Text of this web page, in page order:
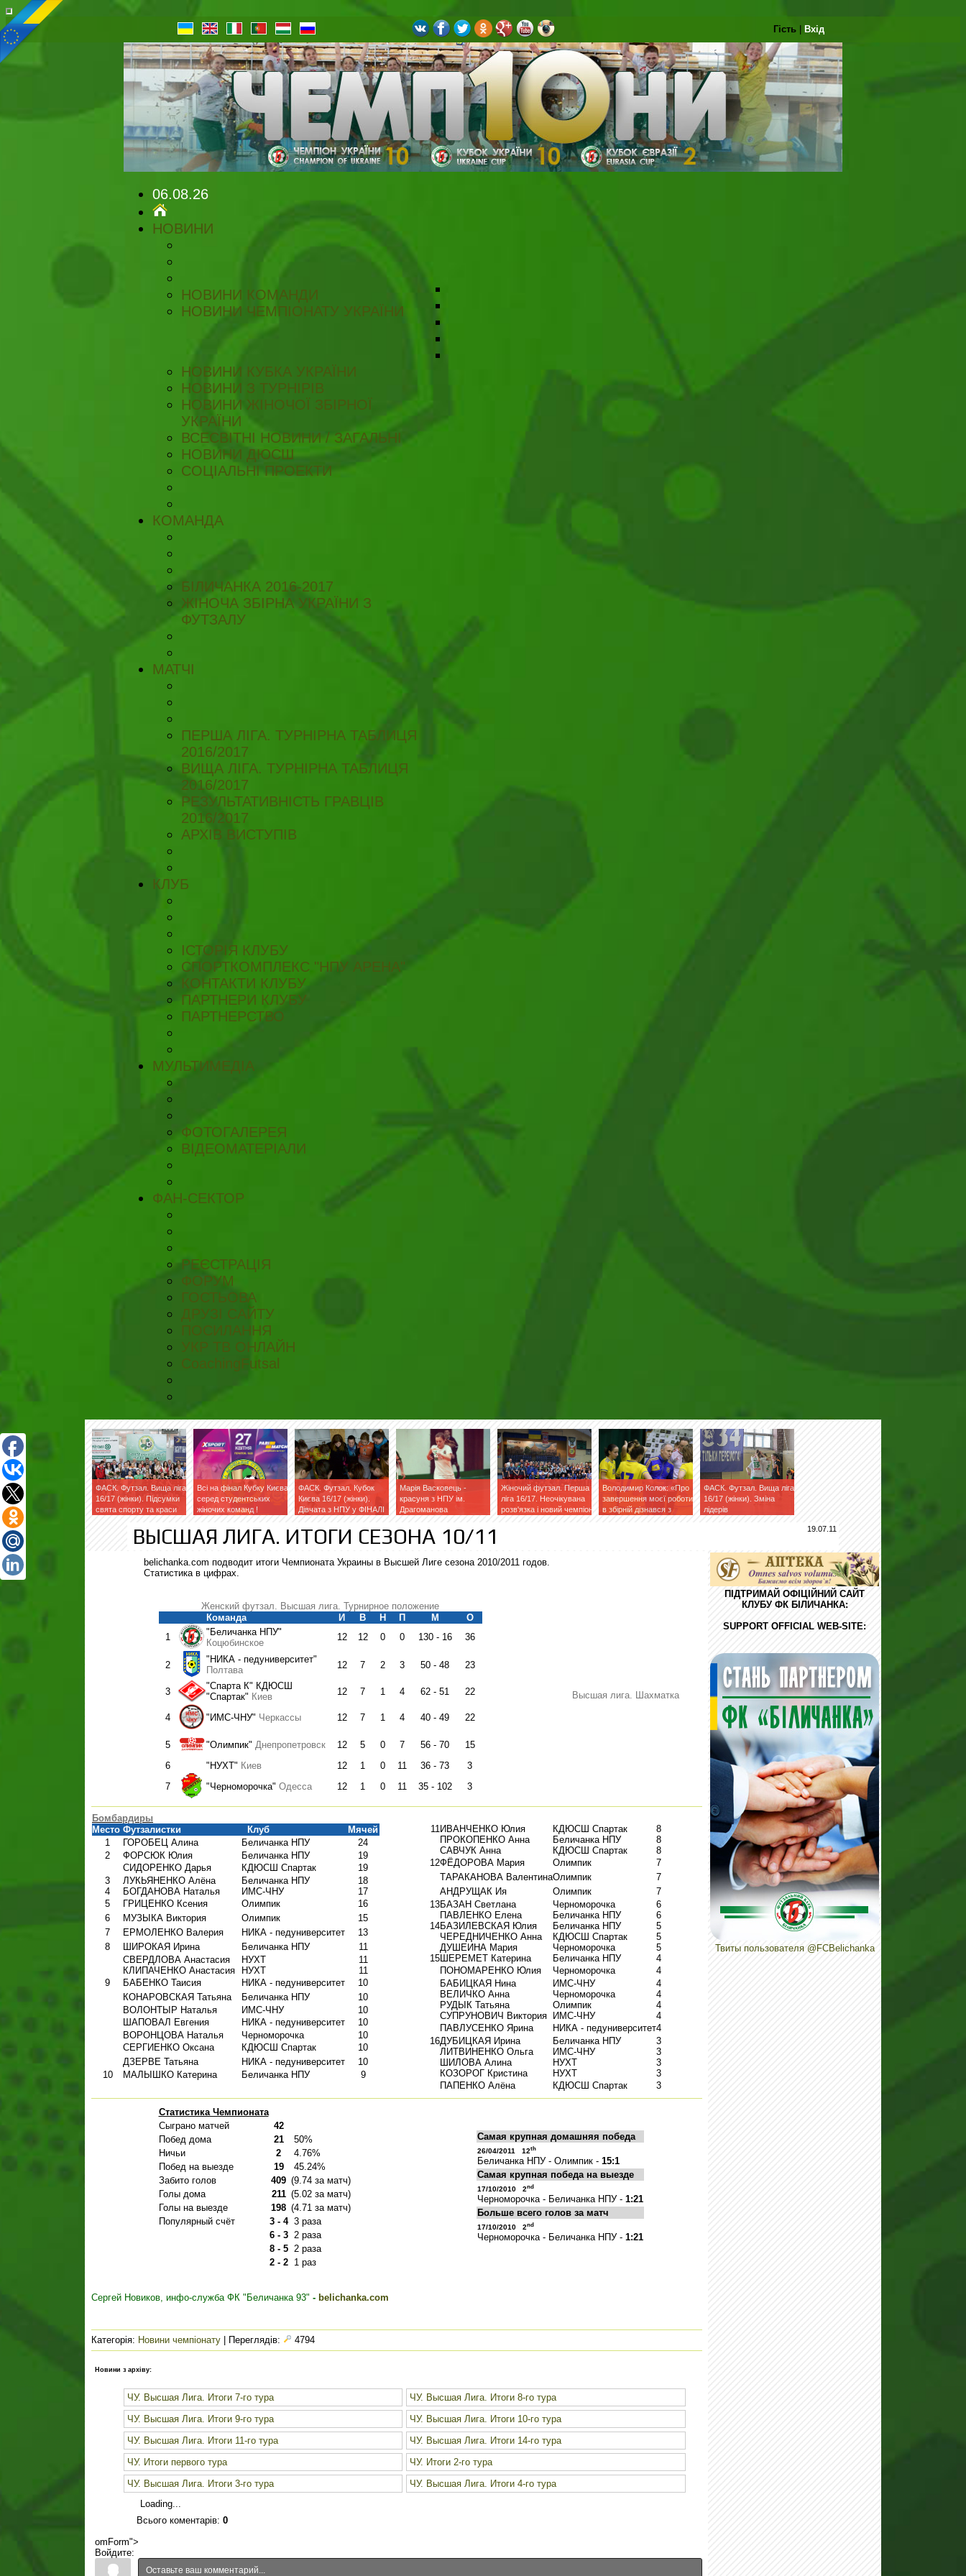
Гість Вхід
06.08.26
НОВИНИ
НОВИНИ КОМАНДИ
НОВИНИ ЧЕМПІОНАТУ УКРАЇНИ
НОВИНИ КУБКА УКРАЇНИ
НОВИНИ З ТУРНІРІВ
НОВИНИ ЖІНОЧОЇ ЗБІРНОЇ
УКРАЇНИ
ВСЕСВІТНІ НОВИНИ / ЗАГАЛЬНІ
НОВИНИ ДЮСШ
СОЦІАЛЬНІ ПРОЕКТИ
КОМАНДА
БІЛИЧАНКА 2016-2017
ЖІНОЧА ЗБІРНА УКРАЇНИ З
ФУТЗАЛУ
МАТЧІ
ПЕРША ЛІГА. ТУРНІРНА ТАБЛИЦЯ
2016/2017
ВИЩА ЛІГА. ТУРНІРНА ТАБЛИЦЯ
2016/2017
РЕЗУЛЬТАТИВНІСТЬ ГРАВЦІВ
2016/2017
АРХІВ ВИСТУПІВ
КЛУБ
ІСТОРІЯ КЛУБУ
СПОРТКОМПЛЕКС "НПУ АРЕНА"
КОНТАКТИ КЛУБУ
ПАРТНЕРИ КЛУБУ
ПАРТНЕРСТВО
МУЛЬТИМЕДІА
ФОТОГАЛЕРЕЯ
ВІДЕОМАТЕРІАЛИ
ФАН-СЕКТОР
РЕЄСТРАЦІЯ
ФОРУМ
ГОСТЬОВА
ДРУЗІ САЙТУ
ПОСИЛАННЯ
УКР ТВ ОНЛАЙН
CoachingFutsal
ФАСК. Футзал. Вища ліга
16/17 (жінки). Підсумки
свята спорту та краси
Всі на фінал Кубку Києва
серед студентських
жіночих команд !
ФАСК. Футзал. Кубок
Києва 16/17 (жінки).
Дівчата з НПУ у ФІНАЛІ
Марія Васковець -
красуня з НПУ ім.
Драгоманова
Жіночий футзал. Перша
ліга 16/17. Неочікувана
розв'язка і новий чемпіон
Володимир Колок: «Про
завершення моєї роботи
в збірній дізнався з
ФАСК. Футзал. Вища ліга
16/17 (жінки). Зміна
лідерів
19.07.11
ВЫСШАЯ ЛИГА. ИТОГИ СЕЗОНА 10/11
belichanka.com подводит итоги Чемпионата Украины в Высшей Лиге сезона 2010/2011 годов.
Статистика в цифрах.
Женский футзал. Высшая лига. Турнирное положение
Команда
И В Н П M
О
1
"Беличанка НПУ"
Коцюбинское
12 12 0 0 130 - 16 36
2
"НИКА - педуниверситет"
Полтава
12 7 2 3 50 - 48 23
3
"Спарта К" КДЮСШ
"Спартак" Киев 12 7 1 4 62 - 51 22
4 "ИМС-ЧНУ" Черкассы 12 7 1 4 40 - 49 22
5 "Олимпик" Днепропетровск 12 5 0 7 56 - 70
15
6
"НУХТ" Киев 12 1 0 11 36 - 73
3
7
"Черноморочка" Одесса 12 1 0 11 35 - 102 3
Высшая лига. Шахматка
Бомбардиры
Место Футзалистки Клуб
Мячей
1
ГОРОБЕЦ Алина Беличанка НПУ
24
2
ФОРСЮК Юлия Беличанка НПУ
19
СИДОРЕНКО Дарья
КДЮСШ Спартак
19
3
ЛУКЬЯНЕНКО Алёна Беличанка НПУ
18
4
БОГДАНОВА Наталья ИМС-ЧНУ
17
5
ГРИЦЕНКО Ксения Олимпик
16
6
МУЗЫКА Виктория Олимпик
15
7
ЕРМОЛЕНКО Валерия НИКА - педуниверситет
13
8
ШИРОКАЯ Ирина Беличанка НПУ
11
СВЕРДЛОВА Анастасия
НУХТ
11
КЛИПАЧЕНКО Анастасия
НУХТ
11
9
БАБЕНКО Таисия НИКА - педуниверситет
10
КОНАРОВСКАЯ Татьяна
Беличанка НПУ
10
ВОЛОНТЫР Наталья
ИМС-ЧНУ
10
ШАПОВАЛ Евгения
НИКА - педуниверситет
10
ВОРОНЦОВА Наталья
Черноморочка
10
СЕРГИЕНКО Оксана
КДЮСШ Спартак
10
ДЗЕРВЕ Татьяна
НИКА - педуниверситет
10
10
МАЛЫШКО Катерина Беличанка НПУ 9
11 ИВАНЧЕНКО Юлия КДЮСШ Спартак
8
ПРОКОПЕНКО Анна
Беличанка НПУ
8
САВЧУК Анна
КДЮСШ Спартак
8
12ФЁДОРОВА Мария Олимпик
7
ТАРАКАНОВА ВалентинаОлимпик
7
АНДРУЩАК Ия
Олимпик
7
13БАЗАН Светлана Черноморочка
6
ПАВЛЕНКО Елена
Беличанка НПУ
6
14БАЗИЛЕВСКАЯ Юлия Беличанка НПУ
5
ЧЕРЕДНИЧЕНКО Анна
КДЮСШ Спартак
5
ДУШЕИНА Мария
Черноморочка
5
15ШЕРЕМЕТ Катерина Беличанка НПУ
4
ПОНОМАРЕНКО Юлия
Черноморочка
4
БАБИЦКАЯ Нина
ИМС-ЧНУ
4
ВЕЛИЧКО Анна
Черноморочка
4
РУДЫК Татьяна
Олимпик
4
СУПРУНОВИЧ Виктория ИМС-ЧНУ
4
ПАВЛУСЕНКО Ярина
НИКА - педуниверситет4
16ДУБИЦКАЯ Ирина Беличанка НПУ
3
ЛИТВИНЕНКО Ольга
ИМС-ЧНУ
3
ШИЛОВА Алина
НУХТ
3
КОЗОРОГ Кристина
НУХТ
3
ПАПЕНКО Алёна
КДЮСШ Спартак 3
Статистика Чемпионата
Сыграно матчей
42
Побед дома
21
50%
Ничьи
2
4.76%
Побед на выезде
19
45.24%
Забито голов
409 (9.74 за матч)
Голы дома
211 (5.02 за матч)
Голы на выезде
198 (4.71 за матч)
Популярный счёт
3 - 4 3 раза
6 - 3
2 раза
8 - 5
2 раза
2 - 2
1 раз
Самая крупная домашняя победа
26/04/2011 12th
Беличанка НПУ - Олимпик - 15:1
Самая крупная победа на выезде
17/10/2010 2nd
Черноморочка - Беличанка НПУ - 1:21
Больше всего голов за матч
17/10/2010 2nd
Черноморочка - Беличанка НПУ - 1:21
Сергей Новиков, инфо-служба ФК "Беличанка 93" - belichanka.com
Категорія: Новини чемпіонату Переглядів: 4794
Новини з архіву:
ЧУ. Высшая Лига. Итоги 7-го тура
ЧУ. Высшая Лига. Итоги 8-го тура
ЧУ. Высшая Лига. Итоги 9-го тура
ЧУ. Высшая Лига. Итоги 10-го тура
ЧУ. Высшая Лига. Итоги 11-го тура
ЧУ. Высшая Лига. Итоги 14-го тура
ЧУ. Итоги первого тура
ЧУ. Итоги 2-го тура
ЧУ. Высшая Лига. Итоги 3-го тура
ЧУ. Высшая Лига. Итоги 4-го тура
Loading...
Всього коментарів: 0
omForm">
Войдите:
ПІДТРИМАЙ ОФІЦІЙНИЙ САЙТ
КЛУБУ ФК БІЛИЧАНКА:
SUPPORT OFFICIAL WEB-SITE:
Твиты пользователя @FCBelichanka